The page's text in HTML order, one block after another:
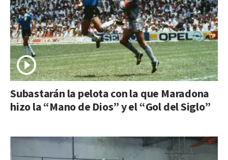
Subastarán la pelota con la que Maradona
hizo la “Mano de Dios” y el “Gol del Siglo”